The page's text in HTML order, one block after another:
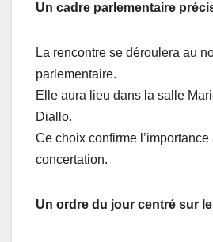
Un cadre parlementaire
La rencontre se déroulera au
parlementaire.
Elle aura lieu dans la salle
Diallo.
Ce choix confirme
concertation.
Un ordre du jour centré sur